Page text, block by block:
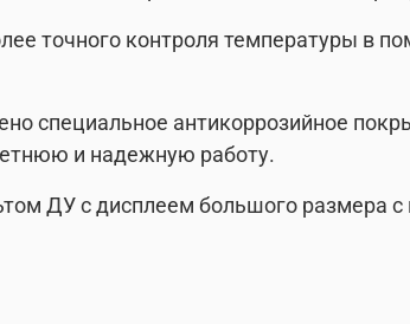
точного контроля температуры в
специальное антикоррозийное
и надежную работу.
ДУ с дисплеем большого размера